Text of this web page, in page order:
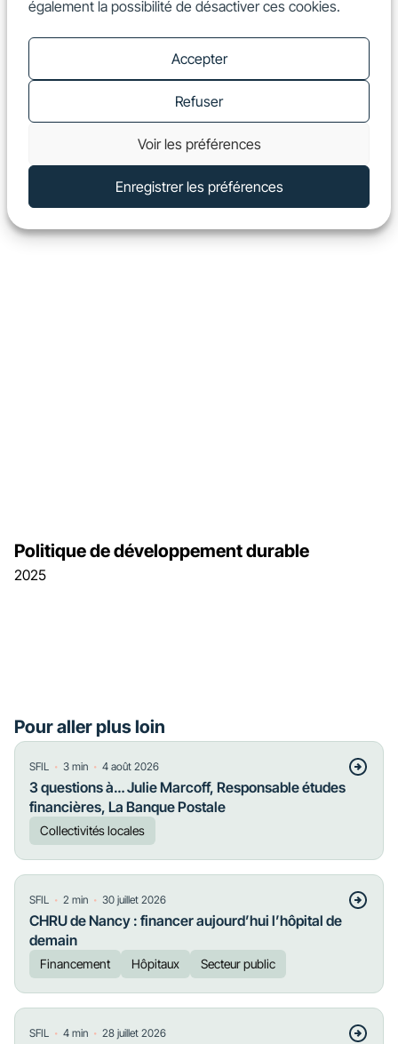
également la possibilité de désactiver ces cookies.
Accepter
Refuser
Voir les préférences
Enregistrer les préférences
2025
Politique de développement durable
Pour aller plus loin
SFIL ・ 3 min ・ 4 août 2026
3 questions à… Julie Marcoff, Responsable études
financières, La Banque Postale
Collectivités locales
SFIL ・ 2 min ・ 30 juillet 2026
CHRU de Nancy : financer aujourd’hui l’hôpital de
demain
Financement Hôpitaux Secteur public
SFIL ・ 4 min ・ 28 juillet 2026